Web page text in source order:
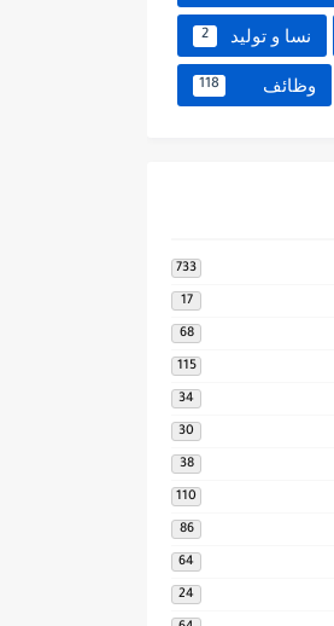
نسا و توليد 2
وظائف 118
733
17
68
115
34
30
38
110
86
64
24